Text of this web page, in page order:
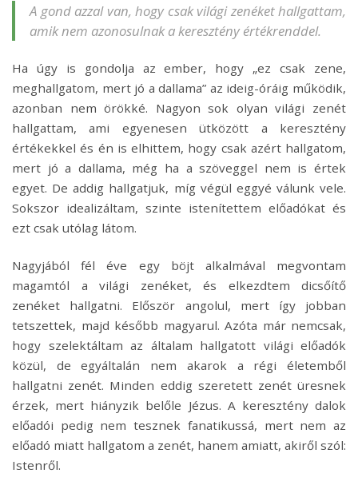
A gond azzal van, hogy csak világi zenéket hallgattam,
amik nem azonosulnak a keresztény értékrenddel.
Ha úgy is gondolja az ember, hogy „ez csak zene,
meghallgatom, mert jó a dallama” az ideig-óráig működik,
azonban nem örökké. Nagyon sok olyan világi zenét
hallgattam, ami egyenesen ütközött a keresztény
értékekkel és én is elhittem, hogy csak azért hallgatom,
mert jó a dallama, még ha a szöveggel nem is értek
egyet. De addig hallgatjuk, míg végül eggyé válunk vele.
Sokszor idealizáltam, szinte istenítettem előadókat és
ezt csak utólag látom.
Nagyjából fél éve egy böjt alkalmával megvontam
magamtól a világi zenéket, és elkezdtem dicsőítő
zenéket hallgatni. Először angolul, mert így jobban
tetszettek, majd később magyarul. Azóta már nemcsak,
hogy szelektáltam az általam hallgatott világi előadók
közül, de egyáltalán nem akarok a régi életemből
hallgatni zenét. Minden eddig szeretett zenét üresnek
érzek, mert hiányzik belőle Jézus. A keresztény dalok
előadói pedig nem tesznek fanatikussá, mert nem az
előadó miatt hallgatom a zenét, hanem amiatt, akiről szól:
Istenről.